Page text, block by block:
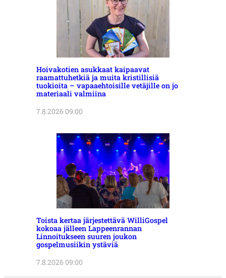
Hoivakotien asukkaat kaipaavat
raamattuhetkiä ja muita kristillisiä
tuokioita – vapaaehtoisille vetäjille on jo
materiaali valmiina
7.8.2026 09:00
Toista kertaa järjestettävä WilliGospel
kokoaa jälleen Lappeenrannan
Linnoitukseen suuren joukon
gospelmusiikin ystäviä
7.8.2026 09:00